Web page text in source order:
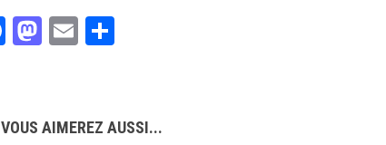
Facebook
Mastodon
Email
VOUS AIMEREZ AUSSI...